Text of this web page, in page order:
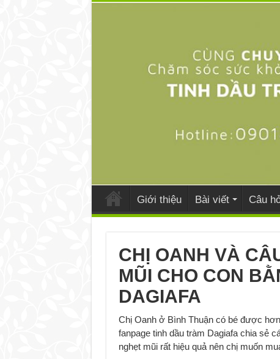
Giới thiệu Bài viết Câu
CHỊ OANH VÀ
MŨI CHO CON
DAGIAFA
Chị Oanh ở Bình Thuận có bé được
fanpage tinh dầu tràm Dagiafa chia sẻ
nghẹt mũi rất hiệu quả nên chị muốn